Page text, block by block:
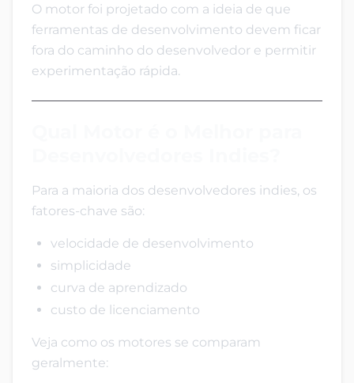
O motor foi projetado com a ideia de que
ferramentas de desenvolvimento devem ficar
fora do caminho do desenvolvedor e permitir
experimentação rápida.
Para a maioria dos desenvolvedores indies, os
fatores-chave são:
velocidade de desenvolvimento
simplicidade
curva de aprendizado
custo de licenciamento
Veja como os motores se comparam
geralmente: